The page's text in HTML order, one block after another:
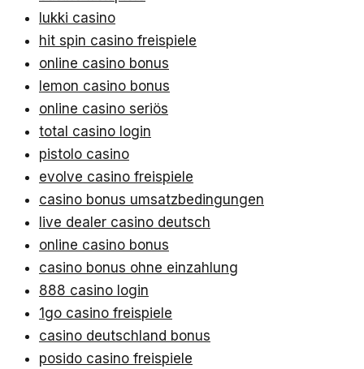
lukki casino
hit spin casino freispiele
online casino bonus
lemon casino bonus
online casino seriös
total casino login
pistolo casino
evolve casino freispiele
casino bonus umsatzbedingungen
live dealer casino deutsch
online casino bonus
casino bonus ohne einzahlung
888 casino login
1go casino freispiele
casino deutschland bonus
posido casino freispiele